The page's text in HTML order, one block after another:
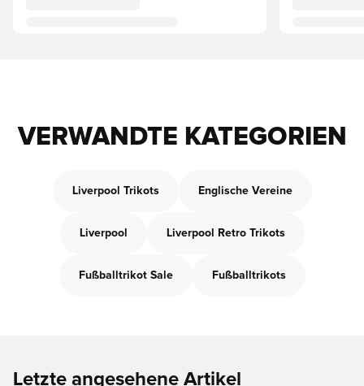
VERWANDTE KATEGORIEN
Liverpool Trikots Englische Vereine
Liverpool Liverpool Retro Trikots
Fußballtrikot Sale Fußballtrikots
Letzte angesehene Artikel